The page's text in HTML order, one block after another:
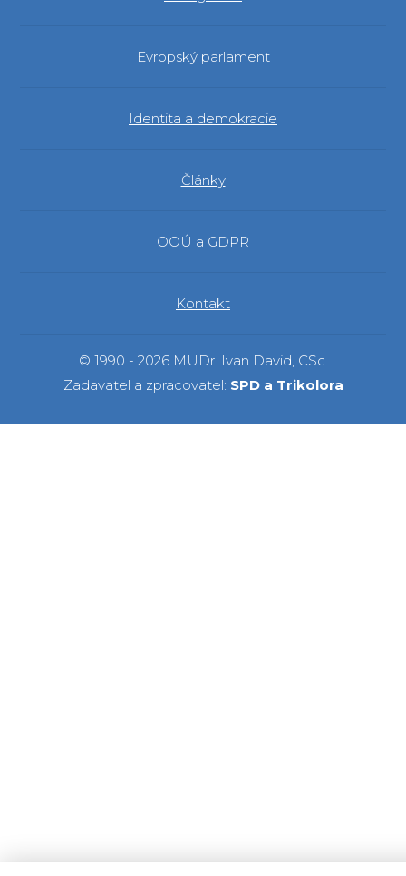
Evropský parlament
Identita a demokracie
Články
OOÚ a GDPR
Kontakt
© 1990 - 2026 MUDr. Ivan David, CSc.
Zadavatel a zpracovatel: SPD a Trikolora